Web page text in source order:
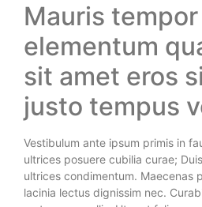
Mauris tempor
elementum
sit amet eros
justo tempus
Vestibulum ante ipsum primis in
ultrices posuere cubilia curae;
ultrices condimentum. Maecenas
lacinia lectus dignissim nec.